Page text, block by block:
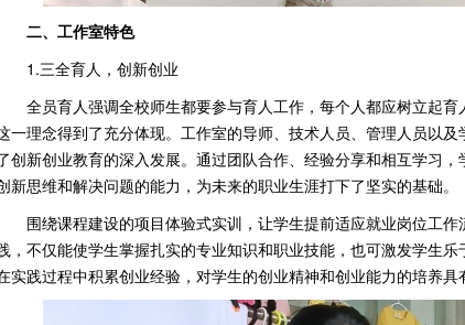
二、工作室特色
1.三全育人，创新创业
全员育人强调全校师生都要参与育人工作，每个人都应树立起
一理念得到了充分体现。工作室的导师、技术人员、管理人员以
创新创业教育的深入发展。通过团队合作、经验分享和相互学习
新思维和解决问题的能力，为未来的职业生涯打下了坚实的基础。
围绕课程建设的项目体验式实训，让学生提前适应就业岗位工
，不仅能使学生掌握扎实的专业知识和职业技能，也可激发学生
实践过程中积累创业经验，对学生的创业精神和创业能力的培养具